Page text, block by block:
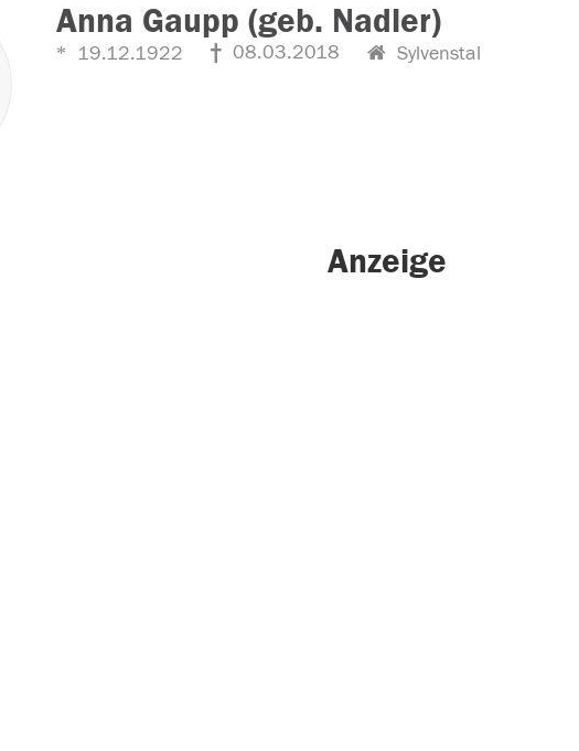
Anna Gaupp (geb. Nadler)
19.12.1922 08.03.2018 Sylvenstal
Anzeige